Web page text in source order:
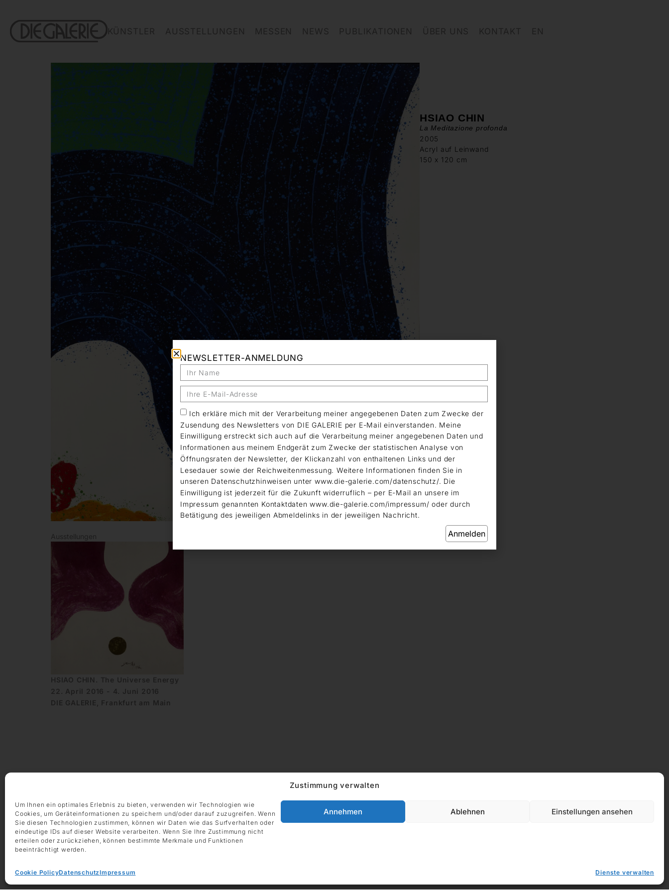
Zustimmung verwalten
Um Ihnen ein optimales Erlebnis zu bieten, verwenden wir Technologien wie
Cookies, um Geräteinformationen zu speichern und/oder darauf zuzugreifen. Wenn
Sie diesen Technologien zustimmen, können wir Daten wie das Surfverhalten oder
eindeutige IDs auf dieser Website verarbeiten. Wenn Sie Ihre Zustimmung nicht
erteilen oder zurückziehen, können bestimmte Merkmale und Funktionen
beeinträchtigt werden.
Dienste verwalten
Annehmen Ablehnen Einstellungen ansehen
Cookie PolicyDatenschutzImpressum
KÜNSTLER AUSSTELLUNGEN MESSEN NEWS PUBLIKATIONEN ÜBER UNS KONTAKT EN
HSIAO CHIN
La Meditazione profonda
2005
Acryl auf Leinwand
150 x 120 cm
Ausstellungen
HSIAO CHIN. The Universe Energy
22. April 2016 - 4. Juni 2016
DIE GALERIE, Frankfurt am Main
Samstag 10:00 – 14:00 Uhr
KONTAKT
+49 69 97 14 71 0
+49 69 97 14 71 20
ADRESSE
Grüneburgweg 123
60323 Frankfurt am Main
NEWSLETTER-ANMELDUNG
Ich erkläre mich mit der Verarbeitung meiner angegebenen Daten zum Zwecke der
Zusendung des Newsletters von DIE GALERIE per E-Mail einverstanden. Meine
Einwilligung erstreckt sich auch auf die Verarbeitung meiner angegebenen Daten und
Informationen aus meinem Endgerät zum Zwecke der statistischen Analyse von
Öffnungsraten der Newsletter, der Klickanzahl von enthaltenen Links und der
Lesedauer sowie der Reichweitenmessung. Weitere Informationen finden Sie in
unseren Datenschutzhinweisen unter www.die-galerie.com/datenschutz/. Die
Einwilligung ist jederzeit für die Zukunft widerruflich – per E-Mail an unsere im
Impressum genannten Kontaktdaten www.die-galerie.com/impressum/ oder durch
Betätigung des jeweiligen Abmeldelinks in der jeweiligen Nachricht.
Anmelden